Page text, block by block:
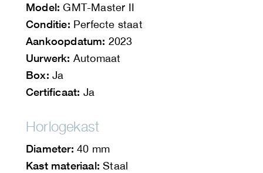
Model: GMT-Master II
Conditie: Perfecte staat
Aankoopdatum: 2023
Uurwerk: Automaat
Box: Ja
Certificaat: Ja
Horlogekast
Diameter: 40 mm
Kast materiaal: Staal